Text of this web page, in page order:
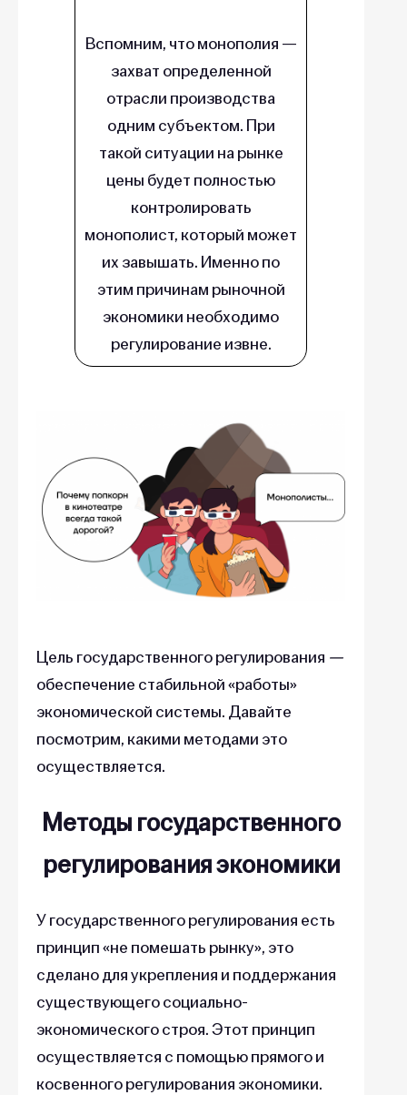
Вспомним, что монополия —
захват определенной
отрасли производства
одним субъектом. При
такой ситуации на рынке
цены будет полностью
контролировать
монополист, который может
их завышать. Именно по
этим причинам рыночной
экономики необходимо
регулирование извне.
Цель государственного регулирования —
обеспечение стабильной «работы»
экономической системы. Давайте
посмотрим, какими методами это
осуществляется.
Методы государственного
регулирования экономики
У государственного регулирования есть
принцип «не помешать рынку», это
сделано для укрепления и поддержания
существующего социально-
экономического строя. Этот принцип
осуществляется с помощью прямого и
косвенного регулирования экономики.